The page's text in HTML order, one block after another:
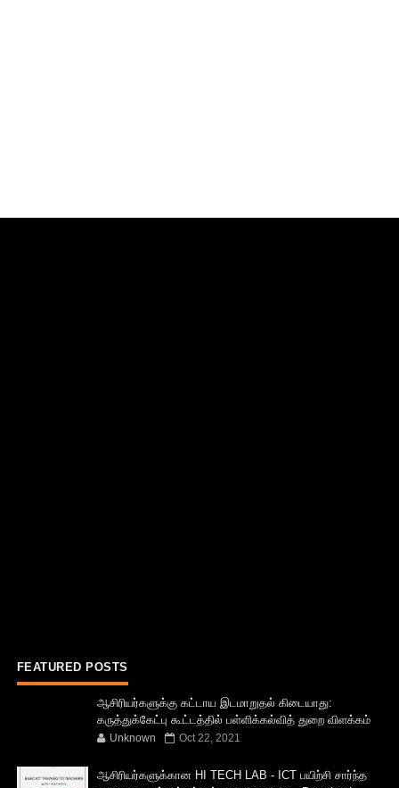
FEATURED POSTS
ஆசிரியர்களுக்கு கட்டாய இடமாறுதல் கிடையாது:
கருத்துக்கேட்பு கூட்டத்தில் பள்ளிக்கல்வித் துறை விளக்கம்
Unknown Oct 22, 2021
ஆசிரியர்களுக்கான HI TECH LAB - ICT பயிற்சி சார்ந்த